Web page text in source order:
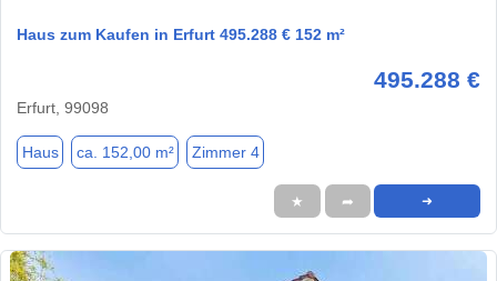
Haus zum Kaufen in Erfurt 495.288 € 152 m²
495.288 €
Erfurt, 99098
Haus ca. 152,00 m² Zimmer 4
★ ➦ ➜